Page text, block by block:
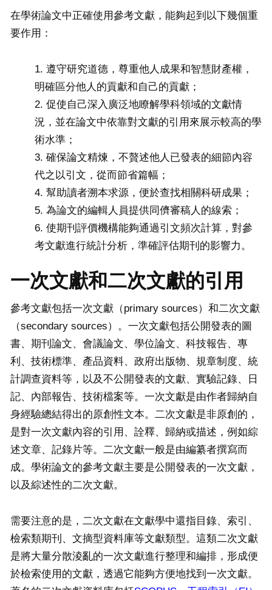
在學術論文中正確使用參考文獻，能夠起到以下幾個重
要作用：
遵守研究道德，尊重他人成果和智慧財產權，
明確區分他人的貢獻和自己的貢獻；
促使自己深入廣泛地瞭解學科領域的文獻情
況，並在論文中依靠對文獻的引用來展示較高的學
術水準；
確保論文精煉，不贅述他人已發表的細節內容
代之以引文，從而節省篇幅；
幫助讀者溯本求源，便於查找相關科研成果；
為論文的編輯人員提供同儕審稿人的線索；
使期刊評價機構能夠通過引文頻次計算，對參
考文獻進行統計分析，準確評估期刊的影響力。
一次文獻和二次文獻的引用
參考文獻包括一次文獻（primary sources）和二次文獻
（secondary sources）。一次文獻包括公開發表的圖
書、期刊論文、會議論文、學位論文、科技報告、專
利、技術標準、產品資料、政府出版物、規章制度、統
計調查資料等，以及不公開發表的文獻、實驗記錄、日
記、內部報告、技術檔案等。一次文獻是由作者歸納自
身經驗總結得出的原創性文本。二次文獻是非原創的，
是對一次文獻內容的引用、詮釋、歸納或描述，例如綜
述文章、記錄片等。二次文獻一般是由編纂者撰寫而
成。學術論文的參考文獻主要是公開發表的一次文獻，
以及綜述性的二次文獻。
需要注意的是，二次文獻在文獻學中還指目錄、索引、
檢索類期刊、文摘型資料庫等文獻類型。這類二次文獻
是將大量分散淩亂的一次文獻進行整理和編排，形成便
於檢索使用的文獻，透過它能夠方便地找到一次文獻。